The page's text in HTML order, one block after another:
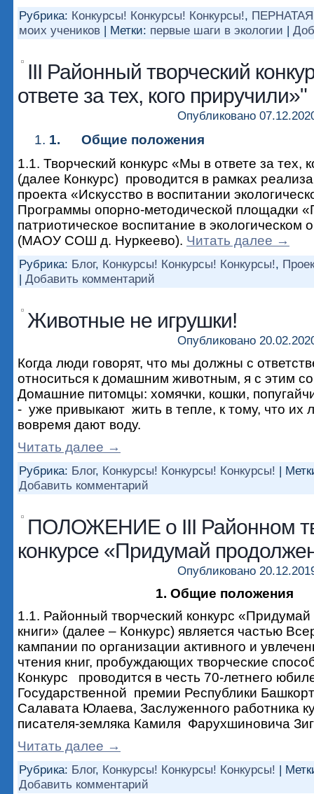
Рубрика: Конкурсы! Конкурсы! Конкурсы!,
моих учеников | Метки: первые шаги в экологии |
III Районный творческий
ответе за тех, кого приручили»"
Опубликовано
1. Общие положения
1.1. Творческий конкурс «Мы в ответе за тех,
(далее Конкурс) проводится в рамках
проекта «Искусство в воспитании
Программы опорно-методической площадки
патриотическое воспитание в экологическом
(МАОУ СОШ д. Нуркеево). Читать далее →
Рубрика: Блог, Конкурсы! Конкурсы! Конкурсы!,
| Добавить комментарий
Животные не игрушки!
Опубликовано
Когда люди говорят, что мы должны с
относиться к домашним животным, я с этим
Домашние питомцы: хомячки, кошки,
- уже привыкают жить в тепле, к тому, что их
вовремя дают воду.
Читать далее →
Рубрика: Блог, Конкурсы! Конкурсы! Конкурсы! |
Добавить комментарий
ПОЛОЖЕНИЕ о III Районном
конкурсе «Придумай
Опубликовано
1. Общие положения
1.1. Районный творческий конкурс
книги» (далее – Конкурс) является частью
кампании по организации активного и
чтения книг, пробуждающих творческие
Конкурс проводится в честь 70-летнего
Государственной премии Республики
Салавата Юлаева, Заслуженного работника
писателя-земляка Камиля Фарухшиновича
Читать далее →
Рубрика: Блог, Конкурсы! Конкурсы! Конкурсы! |
Добавить комментарий